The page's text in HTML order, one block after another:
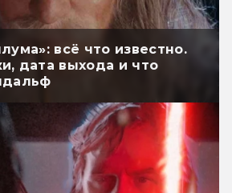
всё что известно.
дата выхода и что